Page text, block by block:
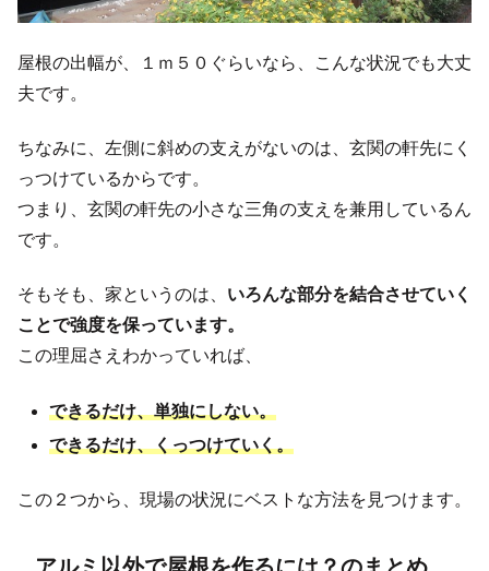
屋根の出幅が、１ｍ５０ぐらいなら、こんな状況でも大丈
夫です。
ちなみに、左側に斜めの支えがないのは、玄関の軒先にく
っつけているからです。
つまり、玄関の軒先の小さな三角の支えを兼用しているん
です。
そもそも、家というのは、 いろんな部分を結合させていく
ことで強度を保っています。
この理屈さえわかっていれば、
できるだけ、単独にしない。
できるだけ、くっつけていく。
この２つから、現場の状況にベストな方法を見つけます。